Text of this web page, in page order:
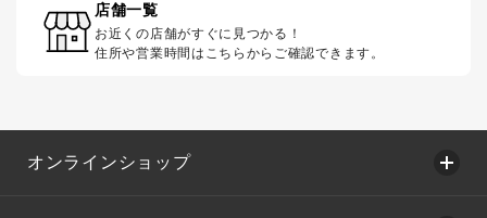
店舗一覧
お近くの店舗がすぐに見つかる！
住所や営業時間はこちらからご確認できます。
オンラインショップ